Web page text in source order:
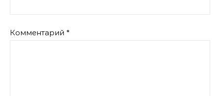
Комментарий *